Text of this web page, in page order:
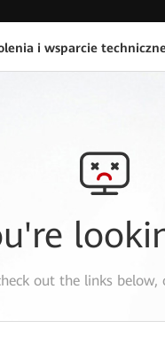
i wsparcie
out the links below,